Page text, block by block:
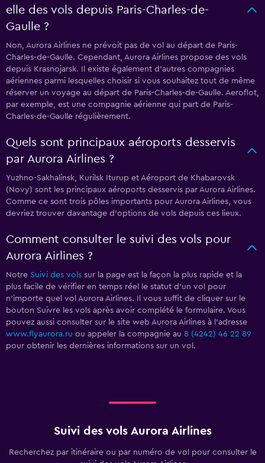
elle des vols depuis Paris-Charles-de-
Gaulle ?
Non, Aurora Airlines ne prévoit pas de vol au départ de Paris-
Charles-de-Gaulle. Cependant, Aurora Airlines propose des vols
depuis Krasnojarsk. Il existe également d'autres compagnies
aériennes parmi lesquelles choisir si vous souhaitez tout de même
réserver un voyage au départ de Paris-Charles-de-Gaulle. Aeroflot,
par exemple, est une compagnie aérienne qui part de Paris-
Charles-de-Gaulle régulièrement.
Quels sont principaux aéroports desservis
par Aurora Airlines ?
Yuzhno-Sakhalinsk, Kurilsk Iturup et Aéroport de Khabarovsk
(Novy) sont les principaux aéroports desservis par Aurora Airlines.
Comme ce sont trois pôles importants pour Aurora Airlines, vous
devriez trouver davantage d'options de vols depuis ces lieux.
Comment consulter le suivi des vols pour
Aurora Airlines ?
Notre Suivi des vols sur la page est la façon la plus rapide et la
plus facile de vérifier en temps réel le statut d'un vol pour
n'importe quel vol Aurora Airlines. Il vous suffit de cliquer sur le
bouton Suivre les vols après avoir complété le formulaire. Vous
pouvez aussi consulter sur le site web Aurora Airlines à l'adresse
www.flyaurora.ru ou appeler la compagnie au 8 (4242) 46 22 89
pour obtenir les dernières informations sur un vol.
Suivi des vols Aurora Airlines
Recherchez par itinéraire ou par numéro de vol pour consulter le